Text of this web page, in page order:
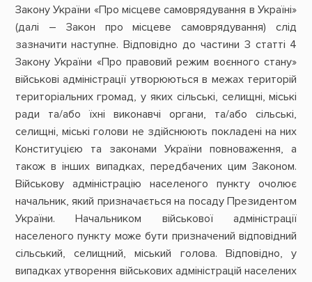
Закону України «Про місцеве самоврядування в Україні»
(далі – Закон про місцеве самоврядування) слід
зазначити наступне. Відповідно до частини 3 статті 4
Закону України «Про правовий режим воєнного стану»
військові адміністрації утворюються в межах територій
територіальних громад, у яких сільські, селищні, міські
ради та/або їхні виконавчі органи, та/або сільські,
селищні, міські голови не здійснюють покладені на них
Конституцією та законами України повноваження, а
також в інших випадках, передбачених цим Законом.
Військову адміністрацію населеного пункту очолює
начальник, який призначається на посаду Президентом
України. Начальником військової адміністрації
населеного пункту може бути призначений відповідний
сільський, селищний, міський голова. Відповідно, у
випадках утворення військових адміністрацій населених